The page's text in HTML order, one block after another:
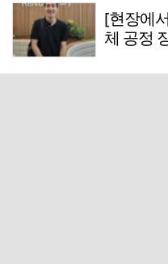
[현장에
체 공정